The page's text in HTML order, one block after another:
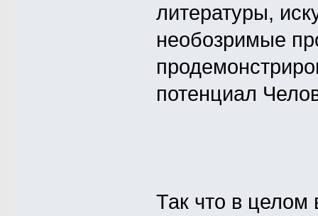
литературы,
необозримые
потенциал
Так что в целом